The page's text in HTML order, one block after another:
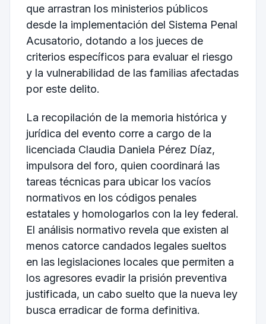
que arrastran los ministerios públicos
desde la implementación del Sistema Penal
Acusatorio, dotando a los jueces de
criterios específicos para evaluar el riesgo
y la vulnerabilidad de las familias afectadas
por este delito.
La recopilación de la memoria histórica y
jurídica del evento corre a cargo de la
licenciada Claudia Daniela Pérez Díaz,
impulsora del foro, quien coordinará las
tareas técnicas para ubicar los vacíos
normativos en los códigos penales
estatales y homologarlos con la ley federal.
El análisis normativo revela que existen al
menos catorce candados legales sueltos
en las legislaciones locales que permiten a
los agresores evadir la prisión preventiva
justificada, un cabo suelto que la nueva ley
busca erradicar de forma definitiva.